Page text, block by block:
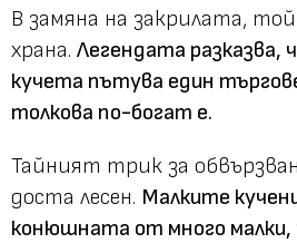
В замяна на закрилата,
храна. Легендата разказва,
кучета пътува един
толкова по-богат е.
Тайният трик за
доста лесен. Малките
конюшната от много малки,